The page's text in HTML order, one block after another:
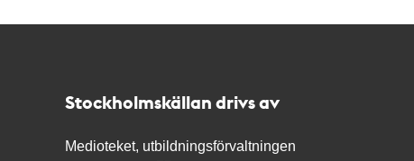
Stockholmskällan drivs av
Medioteket, utbildningsförvaltningen